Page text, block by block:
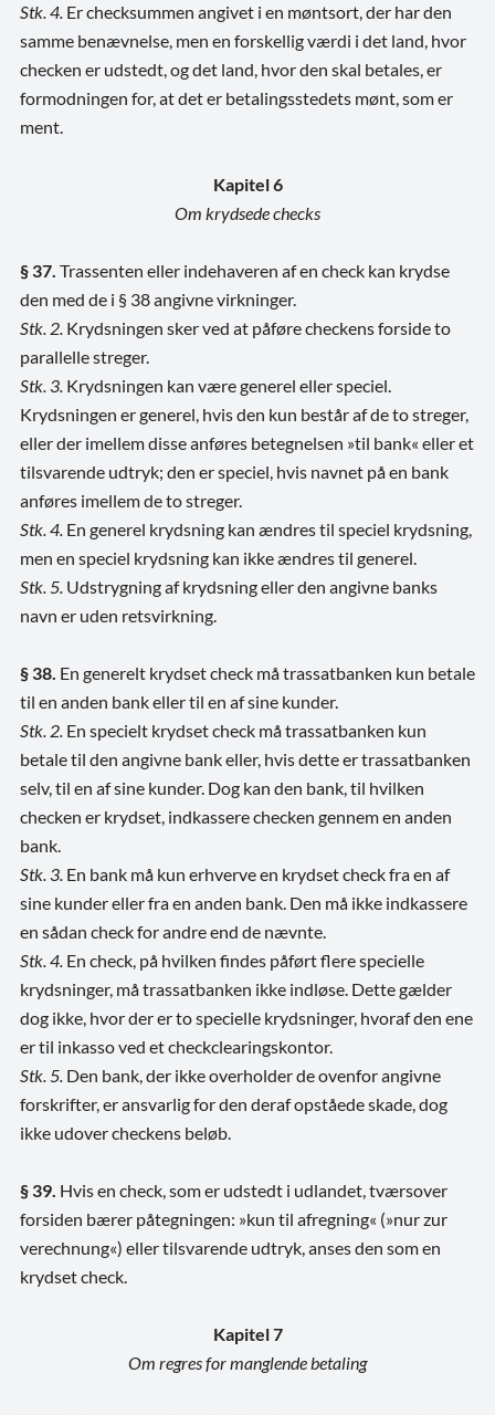
Stk. 4. Er checksummen angivet i en møntsort, der har den
samme benævnelse, men en forskellig værdi i det land, hvor
checken er udstedt, og det land, hvor den skal betales, er
formodningen for, at det er betalingsstedets mønt, som er
ment.
Kapitel 6
Om krydsede checks
§ 37. Trassenten eller indehaveren af en check kan krydse
den med de i § 38 angivne virkninger.
Stk. 2. Krydsningen sker ved at påføre checkens forside to
parallelle streger.
Stk. 3. Krydsningen kan være generel eller speciel.
Krydsningen er generel, hvis den kun består af de to streger,
eller der imellem disse anføres betegnelsen »til bank« eller et
tilsvarende udtryk; den er speciel, hvis navnet på en bank
anføres imellem de to streger.
Stk. 4. En generel krydsning kan ændres til speciel krydsning,
men en speciel krydsning kan ikke ændres til generel.
Stk. 5. Udstrygning af krydsning eller den angivne banks
navn er uden retsvirkning.
§ 38. En generelt krydset check må trassatbanken kun betale
til en anden bank eller til en af sine kunder.
Stk. 2. En specielt krydset check må trassatbanken kun
betale til den angivne bank eller, hvis dette er trassatbanken
selv, til en af sine kunder. Dog kan den bank, til hvilken
checken er krydset, indkassere checken gennem en anden
bank.
Stk. 3. En bank må kun erhverve en krydset check fra en af
sine kunder eller fra en anden bank. Den må ikke indkassere
en sådan check for andre end de nævnte.
Stk. 4. En check, på hvilken findes påført flere specielle
krydsninger, må trassatbanken ikke indløse. Dette gælder
dog ikke, hvor der er to specielle krydsninger, hvoraf den ene
er til inkasso ved et checkclearingskontor.
Stk. 5. Den bank, der ikke overholder de ovenfor angivne
forskrifter, er ansvarlig for den deraf opståede skade, dog
ikke udover checkens beløb.
§ 39. Hvis en check, som er udstedt i udlandet, tværsover
forsiden bærer påtegningen: »kun til afregning« (»nur zur
verechnung«) eller tilsvarende udtryk, anses den som en
krydset check.
Kapitel 7
Om regres for manglende betaling